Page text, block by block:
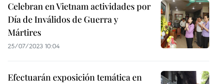
Celebran en Vietnam actividades por
Día de Inválidos de Guerra y
Mártires
25/07/2023 10:04
Efectuarán exposición temática en